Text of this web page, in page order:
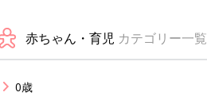
赤ちゃん・育児 カテゴリー一覧
0歳